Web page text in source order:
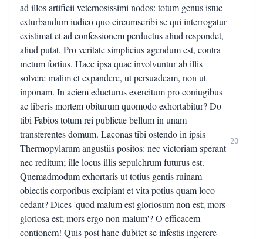
ad illos artificii veternosissimi nodos: totum genus istuc
exturbandum iudico quo circumscribi se qui interrogatur
existimat et ad confessionem perductus aliud respondet,
aliud putat. Pro veritate simplicius agendum est, contra
metum fortius. Haec ipsa quae involvuntur ab illis
solvere malim et expandere, ut persuadeam, non ut
inponam. In aciem educturus exercitum pro coniugibus
ac liberis mortem obiturum quomodo exhortabitur? Do
tibi Fabios totum rei publicae bellum in unam
transferentes domum. Laconas tibi ostendo in ipsis
Thermopylarum angustiis positos: nec victoriam sperant
nec reditum; ille locus illis sepulchrum futurus est.
Quemadmodum exhortaris ut totius gentis ruinam
obiectis corporibus excipiant et vita potius quam loco
cedant? Dices 'quod malum est gloriosum non est; mors
gloriosa est; mors ergo non malum'? O efficacem
contionem! Quis post hanc dubitet se infestis ingerere
20